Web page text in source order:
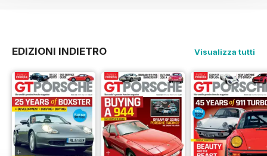
EDIZIONI INDIETRO Visualizza tutti